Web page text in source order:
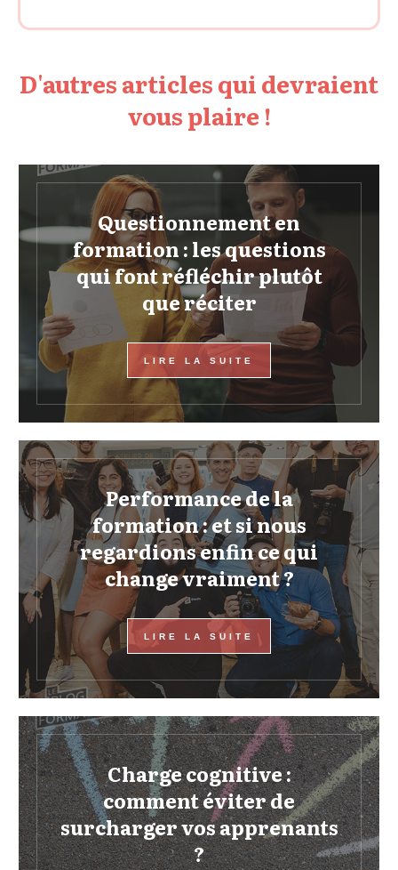
D'autres articles qui devraient
vous plaire !
Questionnement en
formation : les questions
qui font réfléchir plutôt
que réciter
LIRE LA SUITE
Performance de la
formation : et si nous
regardions enfin ce qui
change vraiment ?
LIRE LA SUITE
Charge cognitive :
comment éviter de
surcharger vos apprenants
?